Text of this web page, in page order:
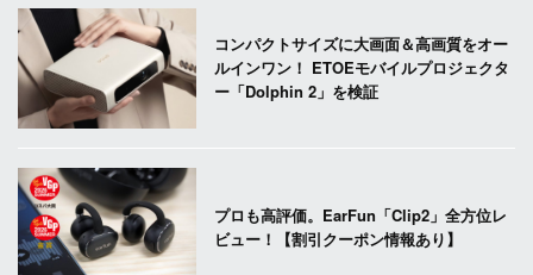
コンパクトサイズに大画面＆高画質をオー
ルインワン！ ETOEモバイルプロジェクタ
ー「Dolphin 2」を検証
プロも高評価。EarFun「Clip2」全方位レ
ビュー！【割引クーポン情報あり】